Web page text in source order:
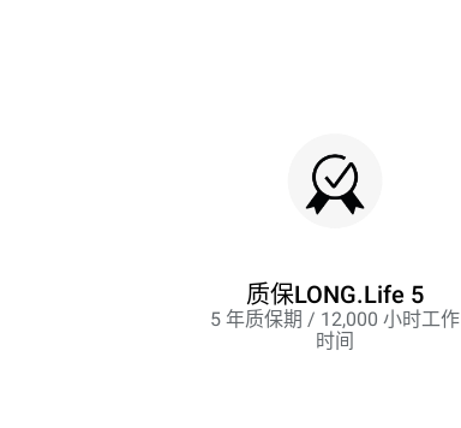
质保LONG.Life 5
5 年质保期 / 12,000 小时工作
时间